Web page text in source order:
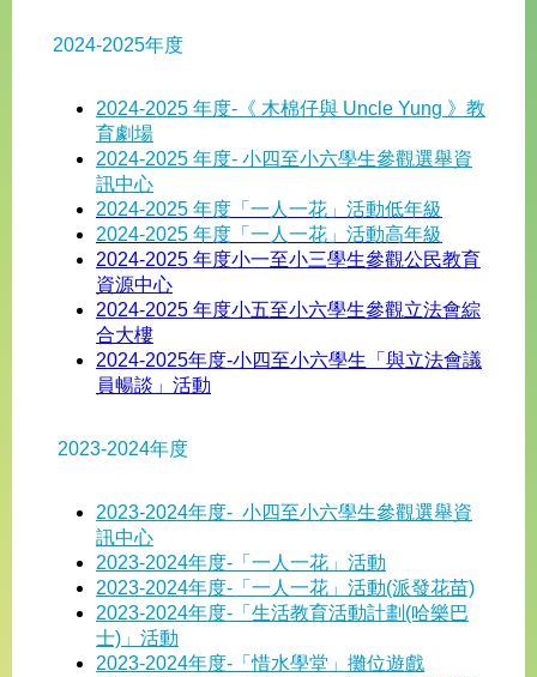
2024-2025年度​
2024-2025 年度-《 木棉仔與 Uncle Yung 》教
育劇場
2024-2025 年度- 小四至小六學生參觀選舉資
訊中心
2024-2025 年度「一人一花」活動低年級
2024-2025 年度「一人一花」活動高年級
2024-2025 年度小一至小三學生參觀公民教育
資源中心
2024-2025 年度小五至小六學生參觀立法會綜
合大樓
2024-2025年度-小四至小六學生「與立法會議
員暢談」活動
2023-2024年度​
2023-2024年度- 小四至小六學生參觀選舉資
訊中心
2023-2024年度-「一人一花」活動
2023-2024年度-「一人一花」活動(派發花苗)
2023-2024年度-「生活教育活動計劃(哈樂巴
士)」活動
2023-2024年度-「惜水學堂」攤位遊戲